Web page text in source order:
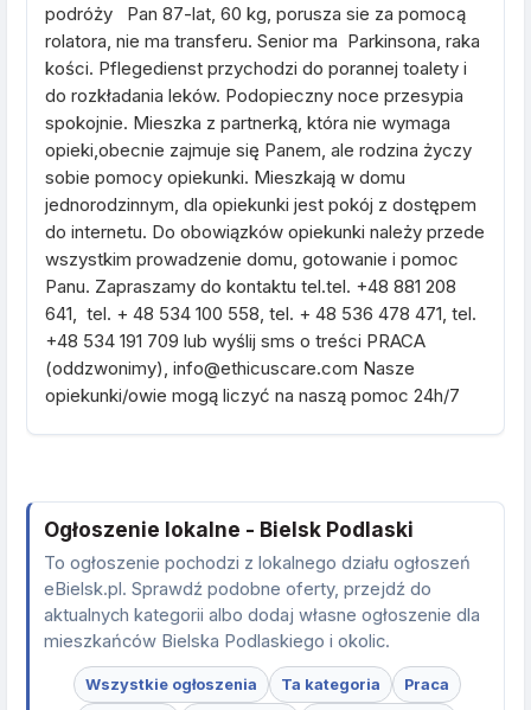
podróży Pan 87-lat, 60 kg, porusza sie za pomocą
rolatora, nie ma transferu. Senior ma Parkinsona, raka
kości. Pflegedienst przychodzi do porannej toalety i
do rozkładania leków. Podopieczny noce przesypia
spokojnie. Mieszka z partnerką, która nie wymaga
opieki,obecnie zajmuje się Panem, ale rodzina życzy
sobie pomocy opiekunki. Mieszkają w domu
jednorodzinnym, dla opiekunki jest pokój z dostępem
do internetu. Do obowiązków opiekunki należy przede
wszystkim prowadzenie domu, gotowanie i pomoc
Panu. Zapraszamy do kontaktu tel.tel. +48 881 208
641, tel. + 48 534 100 558, tel. + 48 536 478 471, tel.
+48 534 191 709 lub wyślij sms o treści PRACA
(oddzwonimy), info@ethicuscare.com Nasze
opiekunki/owie mogą liczyć na naszą pomoc 24h/7
Ogłoszenie lokalne - Bielsk Podlaski
To ogłoszenie pochodzi z lokalnego działu ogłoszeń
eBielsk.pl. Sprawdź podobne oferty, przejdź do
aktualnych kategorii albo dodaj własne ogłoszenie dla
mieszkańców Bielska Podlaskiego i okolic.
Wszystkie ogłoszenia Ta kategoria Praca